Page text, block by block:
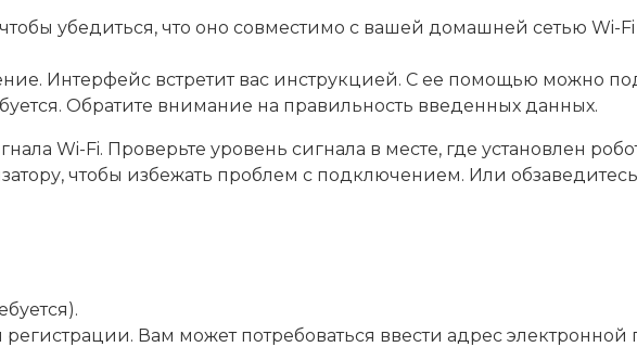
убедиться, что оно совместимо с вашей домашней сетью Wi-Fi
Интерфейс встретит вас инструкцией. С ее помощью можно
Обратите внимание на правильность введенных данных.
Wi-Fi. Проверьте уровень сигнала в месте, где установлен
чтобы избежать проблем с подключением. Или
Вам может потребоваться ввести адрес электронной